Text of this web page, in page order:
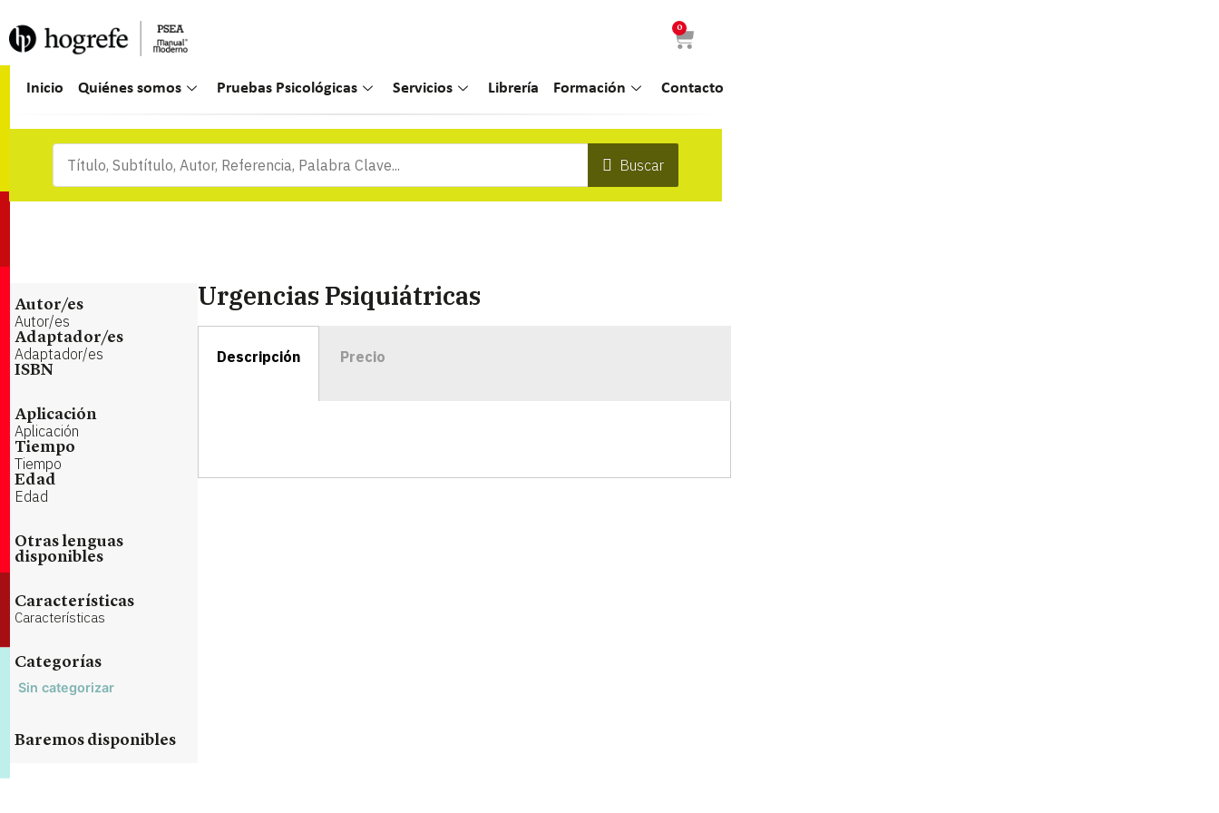
0
Inicio Quiénes somos Pruebas Psicológicas Servicios Librería Formación Contacto
Buscar
Autor/es
Autor/es
Adaptador/es
Adaptador/es
ISBN
Aplicación
Aplicación
Tiempo
Tiempo
Edad
Edad
Otras lenguas
disponibles
Características
Características
Categorías
Sin categorizar
Baremos disponibles
Urgencias Psiquiátricas
Descripción Precio